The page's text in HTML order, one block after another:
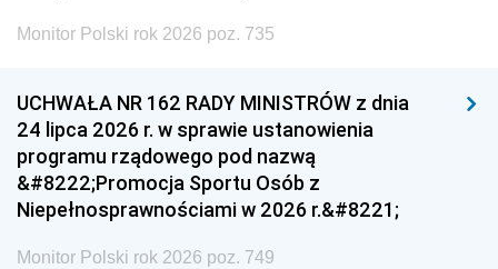
Monitor Polski rok 2026 poz. 735
UCHWAŁA NR 162 RADY MINISTRÓW z dnia
24 lipca 2026 r. w sprawie ustanowienia
programu rządowego pod nazwą
&#8222;Promocja Sportu Osób z
Niepełnosprawnościami w 2026 r.&#8221;
Monitor Polski rok 2026 poz. 749